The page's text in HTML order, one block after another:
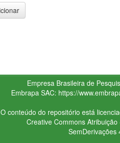
Empresa Brasileira de
Embrapa SAC: https://
O conteúdo do repositório está
Creative CommonsAtribuição
SemDerivações